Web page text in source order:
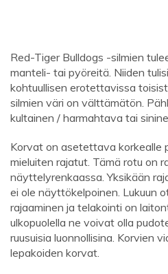
Red-Tiger Bulldogs -silmien
manteli- tai pyöreitä. Niiden
kohtuullisen erotettavissa
silmien väri on välttämätön.
kultainen / harmahtava tai
Korvat on asetettava korkealle
mieluiten rajatut. Tämä rotu on
näyttelyrenkaassa. Yksikään
ei ole näyttökelpoinen. Lukuun
rajaaminen ja telakointi on
ulkopuolella ne voivat olla
ruusuisia luonnollisina. Korvien
lepakoiden korvat.